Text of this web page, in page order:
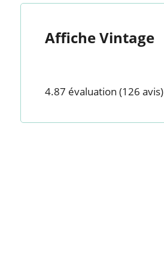
Affiche Vintage
4.87 évaluation (126 avis)